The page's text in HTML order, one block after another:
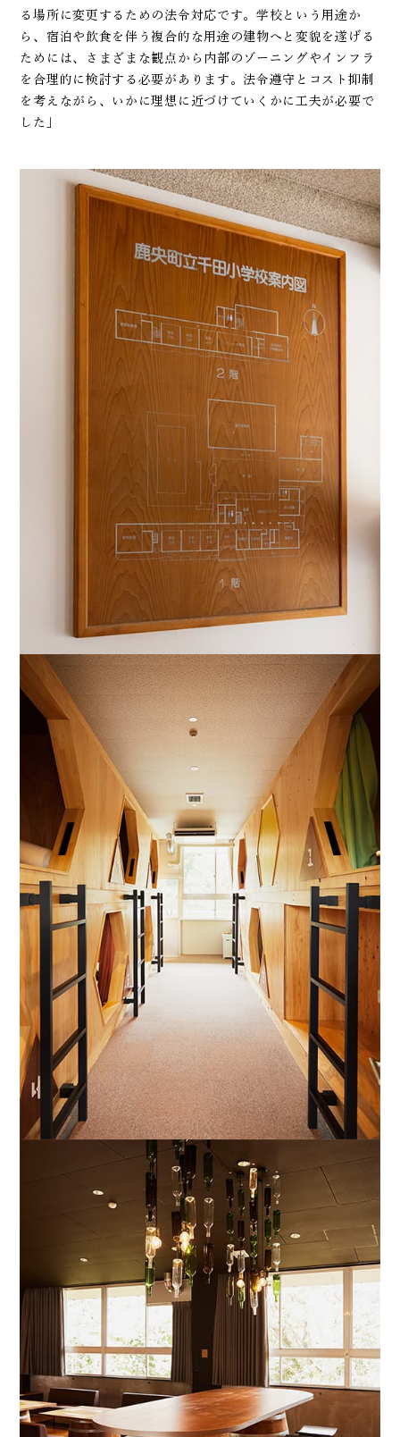
る場所に変更するための法令対応です。学校という用途か
ら、宿泊や飲食を伴う複合的な用途の建物へと変貌を遂げる
ためには、さまざまな観点から内部のゾーニングやインフラ
を合理的に検討する必要があります。法令遵守とコスト抑制
を考えながら、いかに理想に近づけていくかに工夫が必要で
した」